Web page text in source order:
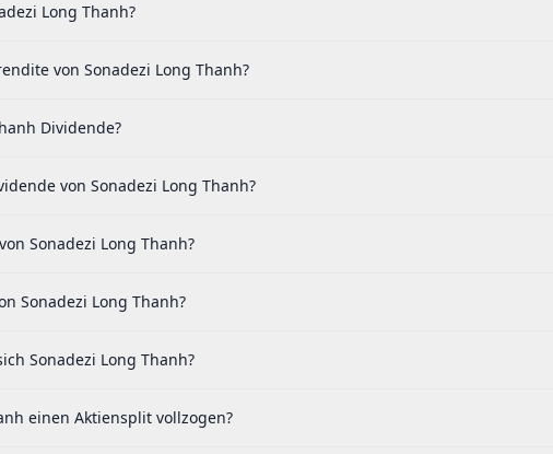
Long Thanh?
von Sonadezi Long Thanh?
Dividende?
von Sonadezi Long Thanh?
Sonadezi Long Thanh?
Sonadezi Long Thanh?
Sonadezi Long Thanh?
einen Aktiensplit vollzogen?